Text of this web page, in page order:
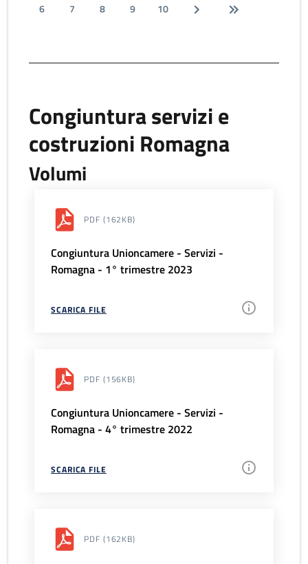
6
7 8 9 10
Congiuntura servizi e
costruzioni Romagna
Volumi
PDF (162KB)
Congiuntura Unioncamere - Servizi -
Romagna - 1° trimestre 2023
SCARICA FILE
PDF (156KB)
Congiuntura Unioncamere - Servizi -
Romagna - 4° trimestre 2022
SCARICA FILE
PDF (162KB)